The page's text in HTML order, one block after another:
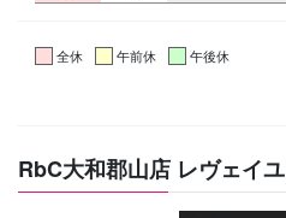
全休 午前休
午後休
RbC大和郡山店 レヴェイユ